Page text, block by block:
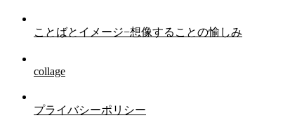
ことばとイメージ−想像することの愉しみ
collage
プライバシーポリシー